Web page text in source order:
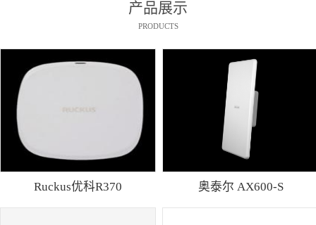
产品展示
PRODUCTS
Ruckus优科R370 奥泰尔 AX600-S